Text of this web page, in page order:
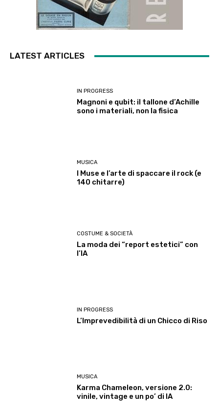
LATEST ARTICLES
IN PROGRESS
Magnoni e qubit: il tallone d’Achille
sono i materiali, non la fisica
MUSICA
I Muse e l’arte di spaccare il rock (e
140 chitarre)
COSTUME & SOCIETÀ
La moda dei “report estetici” con
l’IA
IN PROGRESS
L’Imprevedibilità di un Chicco di Riso
MUSICA
Karma Chameleon, versione 2.0:
vinile, vintage e un po’ di IA